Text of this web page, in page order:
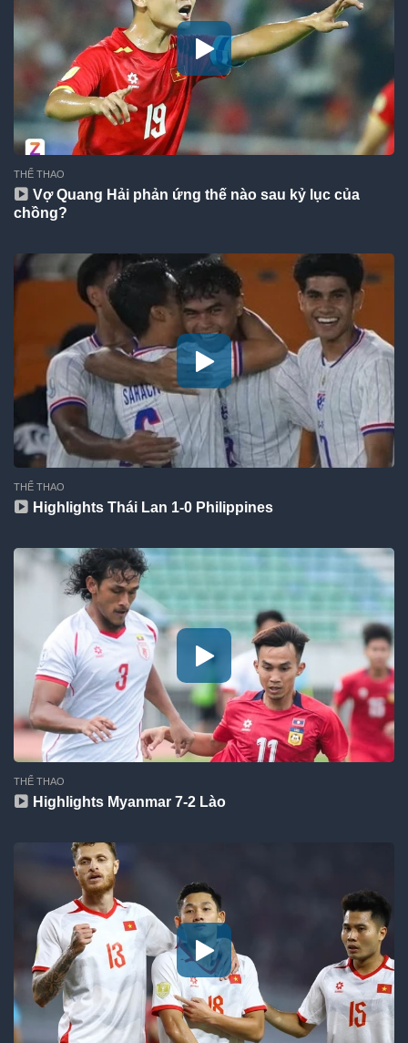
THỂ THAO
Vợ Quang Hải phản ứng thế nào sau kỷ lục của
chồng?
THỂ THAO
Highlights Thái Lan 1-0 Philippines
THỂ THAO
Highlights Myanmar 7-2 Lào